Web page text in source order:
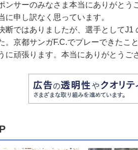
ンサーのみなさま本当にありがと
に申し訳なく思っています。
断ではありましたが、選手としてJ1
。京都サンガF.C.でプレーできたこ
に頑張ります。本当にありがとうご